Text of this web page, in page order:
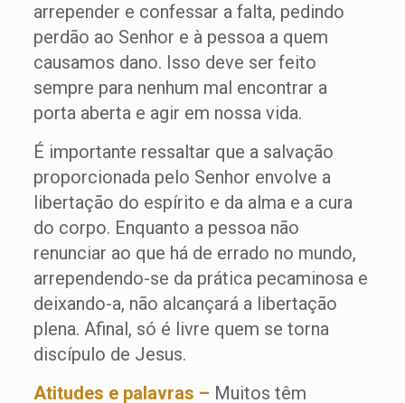
arrepender e confessar a falta, pedindo
perdão ao Senhor e à pessoa a quem
causamos dano. Isso deve ser feito
sempre para nenhum mal encontrar a
porta aberta e agir em nossa vida.
É importante ressaltar que a salvação
proporcionada pelo Senhor envolve a
libertação do espírito e da alma e a cura
do corpo. Enquanto a pessoa não
renunciar ao que há de errado no mundo,
arrependendo-se da prática pecaminosa e
deixando-a, não alcançará a libertação
plena. Afinal, só é livre quem se torna
discípulo de Jesus.
Atitudes e palavras – Muitos têm